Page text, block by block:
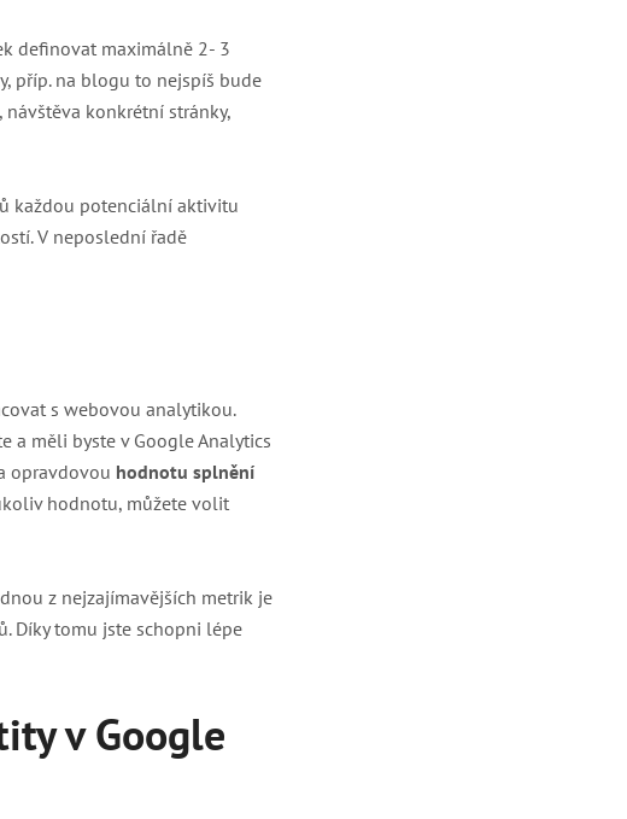
definovat maximálně 2- 3
příp. na blogu to nejspíš bude
konkrétní stránky,
každou potenciální aktivitu
V neposlední řadě
s webovou analytikou.
a měli byste v Google Analytics
opravdovou hodnotu splnění
hodnotu, můžete volit
z nejzajímavějších metrik je
Díky tomu jste schopni lépe
v Google